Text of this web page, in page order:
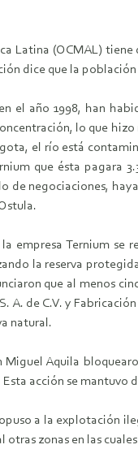
Latina (OCMAL)
dice que la población
el año 1998, han
lo que
el río está
que ésta
negociaciones,
empresa Ternium
la reserva
que al menos
A. de C.V. y
natural.
Aquila
acción se
a la
zonas en las